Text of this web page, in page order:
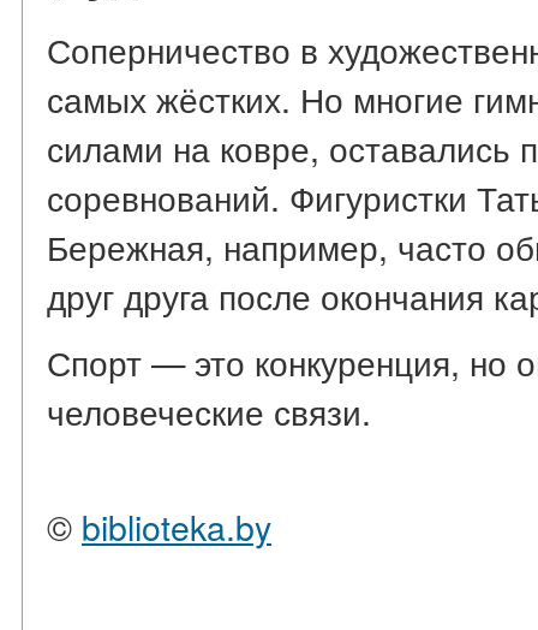
Соперничество в
самых жёстких. Но многие
силами на ковре, оставались
соревнований. Фигуристки
Бережная, например, часто
друг друга после окончания
Спорт — это конкуренция, но
человеческие связи.
© biblioteka.by